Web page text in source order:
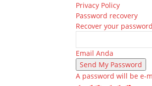
Privacy Policy
Password recovery
Recover your password
Email Anda
A password will be e-